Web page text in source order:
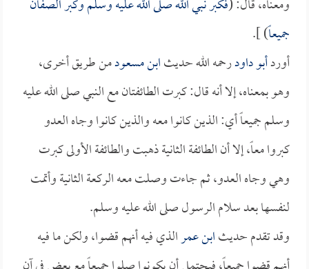
ومعناه، قال: (فكبر نبي الله صلى الله عليه وسلم وكبر الصفان
جميعاً) ].
أوردأبو داودرحمه الله حديثابن مسعودمن طريق أخرى،
وهو بمعناه، إلا أنه قال: كبرت الطائفتان مع النبي صلى الله عليه
وسلم جميعاً أي: الذين كانوا معه والذين كانوا وجاه العدو
كبروا معاً، إلا أن الطائفة الثانية ذهبت والطائفة الأولى كبرت
وهي وجاه العدو، ثم جاءت وصلت معه الركعة الثانية وأتمت
لنفسها بعد سلام الرسول صلى الله عليه وسلم.
وقد تقدم حديثابن عمرالذي فيه أنهم قضوا، ولكن ما فيه